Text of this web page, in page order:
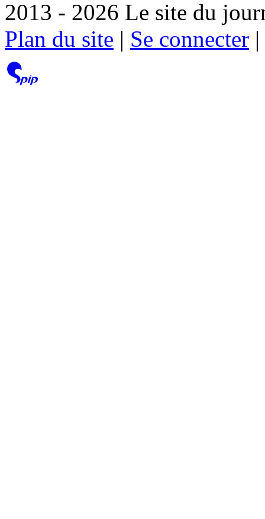
2013 - 2026 Le site du
Plan du site | Se connecter |